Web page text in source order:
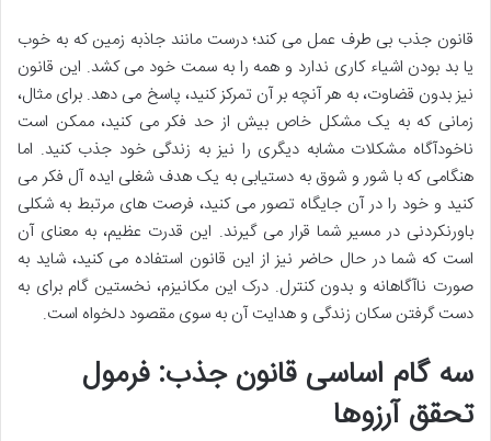
قانون جذب بی طرف عمل می کند؛ درست مانند جاذبه زمین که به خوب
یا بد بودن اشیاء کاری ندارد و همه را به سمت خود می کشد. این قانون
نیز بدون قضاوت، به هر آنچه بر آن تمرکز کنید، پاسخ می دهد. برای مثال،
زمانی که به یک مشکل خاص بیش از حد فکر می کنید، ممکن است
ناخودآگاه مشکلات مشابه دیگری را نیز به زندگی خود جذب کنید. اما
هنگامی که با شور و شوق به دستیابی به یک هدف شغلی ایده آل فکر می
کنید و خود را در آن جایگاه تصور می کنید، فرصت های مرتبط به شکلی
باورنکردنی در مسیر شما قرار می گیرند. این قدرت عظیم، به معنای آن
است که شما در حال حاضر نیز از این قانون استفاده می کنید، شاید به
صورت ناآگاهانه و بدون کنترل. درک این مکانیزم، نخستین گام برای به
دست گرفتن سکان زندگی و هدایت آن به سوی مقصود دلخواه است.
سه گام اساسی قانون جذب: فرمول
تحقق آرزوها